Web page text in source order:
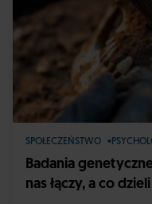
SPOŁECZEŃSTWO
Badania
nas łączy, a co